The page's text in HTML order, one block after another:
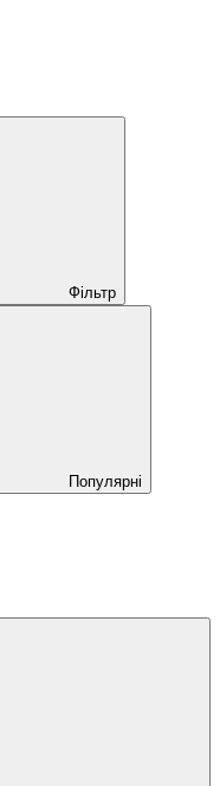
Фільтр
Популярні